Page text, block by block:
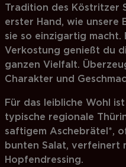
Tradition des Köstritzer
erster Hand, wie unsere
sie so einzigartig macht.
Verkostung genießt du
ganzen Vielfalt.
Charakter und
Für das leibliche Wohl
typische regionale
saftigem Aschebrätel*,
bunten Salat, verfeinert
Hopfendressing.